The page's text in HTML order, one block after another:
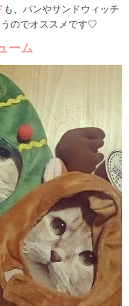
も、パンやサンドウィッチ
のでオススメです♡
ーム